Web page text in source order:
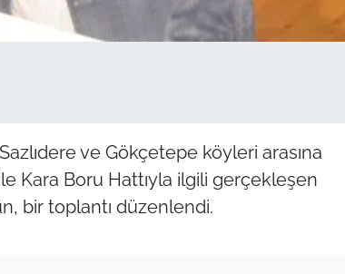
ve Gökçetepe köyleri arasına
Kara Boru Hattıyla ilgili gerçekleşen
bir toplantı düzenlendi.